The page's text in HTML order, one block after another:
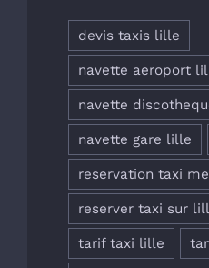
devis taxis lille
navette aeroport
navette
navette gare lille
reservation taxi
reserver taxi sur
tarif taxi lille